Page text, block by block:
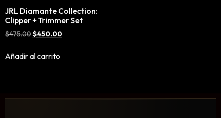
Mousse, Gels y Styling
Protector de Calor
Fortalecimiento
JRL Diamante Collection:
Clipper + Trimmer Set
$475.00$450.00
Añadir al carrito